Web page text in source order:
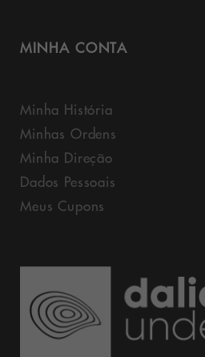
MINHA CONTA
Minha História
Minhas Ordens
Minha Direção
Dados Pessoais
Meus Cupons